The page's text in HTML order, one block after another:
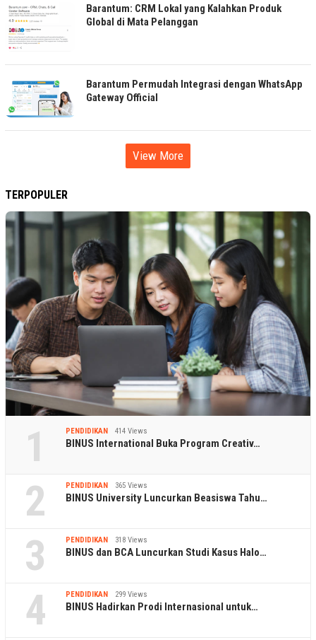
Barantum: CRM Lokal yang Kalahkan Produk
Global di Mata Pelanggan
Barantum Permudah Integrasi dengan WhatsApp
Gateway Official
View More
TERPOPULER
1 PENDIDIKAN 414 Views
BINUS International Buka Program Creativ…
2 PENDIDIKAN 365 Views
BINUS University Luncurkan Beasiswa Tahu…
3 PENDIDIKAN 318 Views
BINUS dan BCA Luncurkan Studi Kasus Halo…
4 PENDIDIKAN 299 Views
BINUS Hadirkan Prodi Internasional untuk…